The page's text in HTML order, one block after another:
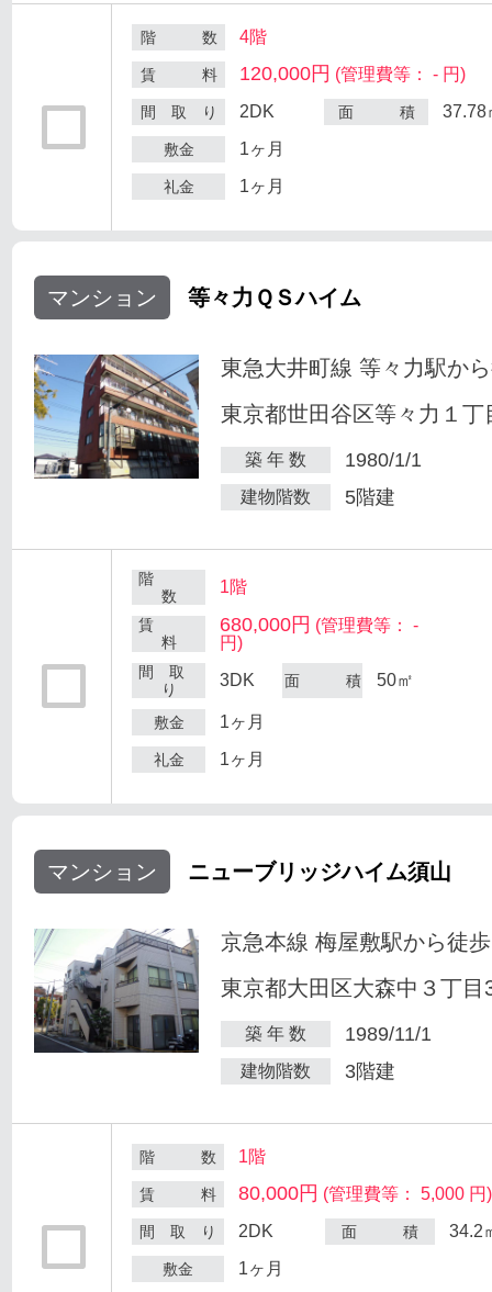
階 数 4階
賃 料 120,000円 (管理費等： - 円)
間 取 り 2DK 面 積 37.78
敷金 1ヶ月
礼金 1ヶ月
マンション 等々力ＱＳハイム
東急大井町線 等々力駅か
東京都世田谷区等々力１丁
築 年 数 1980/1/1
建物階数 5階建
階
数
1階
賃
料
680,000円 (管理費等： -
円)
間 取
り
3DK 面 積 50㎡
敷金 1ヶ月
礼金 1ヶ月
マンション ニューブリッジハイム須山
京急本線 梅屋敷駅から徒
東京都大田区大森中３丁目
築 年 数 1989/11/1
建物階数 3階建
階 数 1階
賃 料 80,000円 (管理費等： 5,000 円)
間 取 り 2DK 面 積 34.2
敷金 1ヶ月